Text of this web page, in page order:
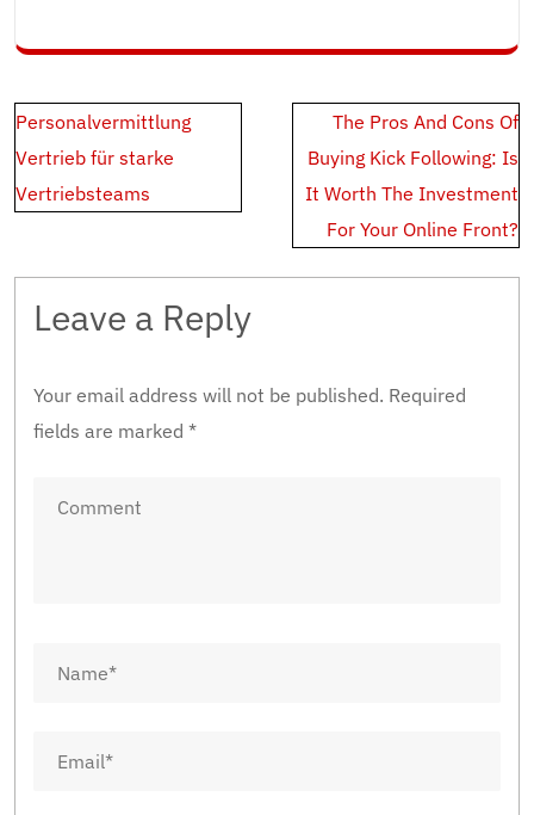
Post
navigation
Personalvermittlung
Vertrieb für starke
Vertriebsteams
The Pros And Cons Of
Buying Kick Following: Is
It Worth The Investment
For Your Online Front?
Leave a Reply
Your email address will not be published. Required
fields are marked *